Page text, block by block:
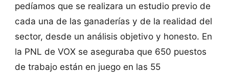
pedíamos que se realizara un estudio previo de
cada una de las ganaderías y de la realidad del
sector, desde un análisis objetivo y honesto. En
la PNL de VOX se aseguraba que 650 puestos
de trabajo están en juego en las 55